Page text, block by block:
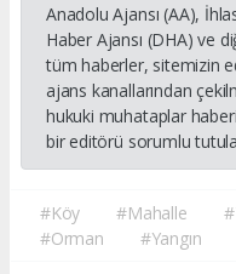
Anadolu Ajansı (AA),
Haber Ajansı (DHA) ve
tüm haberler, sitemizin
ajans kanallarından
hukuki muhataplar
bir editörü sorumlu
#Köy #Mahalle
#Orman
#Yangın